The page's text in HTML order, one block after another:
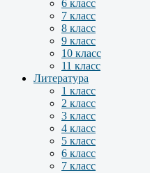
6 класс
7 класс
8 класс
9 класс
10 класс
11 класс
Литература
1 класс
2 класс
3 класс
4 класс
5 класс
6 класс
7 класс